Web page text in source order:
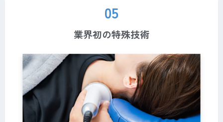
05
業界初の特殊技術